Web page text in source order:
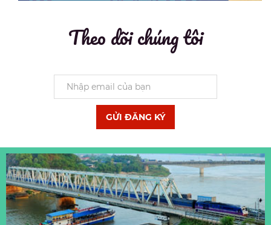
Theo dõi chúng tôi
GỬI ĐĂNG KÝ